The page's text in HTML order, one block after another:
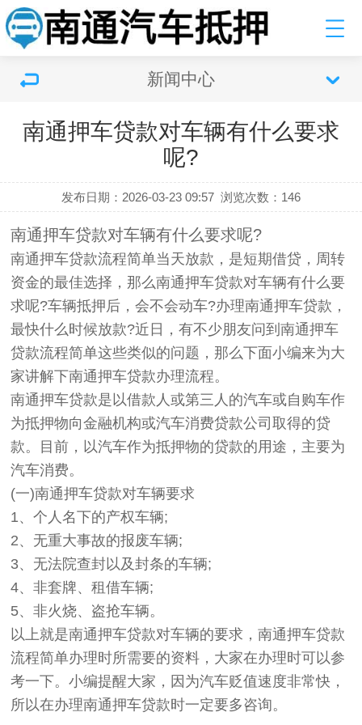
新闻中心
南通押车贷款对车辆有什么要求
呢?
发布日期：2026-03-23 09:57 浏览次数： 146
南通押车贷款对车辆有什么要求呢?
南通押车贷款流程简单当天放款，是短期借贷，周转
资金的最佳选择，那么南通押车贷款对车辆有什么要
求呢?车辆抵押后，会不会动车?办理南通押车贷款，
最快什么时候放款?近日，有不少朋友问到南通押车
贷款流程简单这些类似的问题，那么下面小编来为大
家讲解下南通押车贷款办理流程。
南通押车贷款是以借款人或第三人的汽车或自购车作
为抵押物向金融机构或汽车消费贷款公司取得的贷
款。目前，以汽车作为抵押物的贷款的用途，主要为
汽车消费。
(一)南通押车贷款对车辆要求
1、个人名下的产权车辆;
2、无重大事故的报废车辆;
3、无法院查封以及封条的车辆;
4、非套牌、租借车辆;
5、非火烧、盗抢车辆。
以上就是南通押车贷款对车辆的要求，南通押车贷款
流程简单办理时所需要的资料，大家在办理时可以参
考一下。小编提醒大家，因为汽车贬值速度非常快，
所以在办理南通押车贷款时一定要多咨询。